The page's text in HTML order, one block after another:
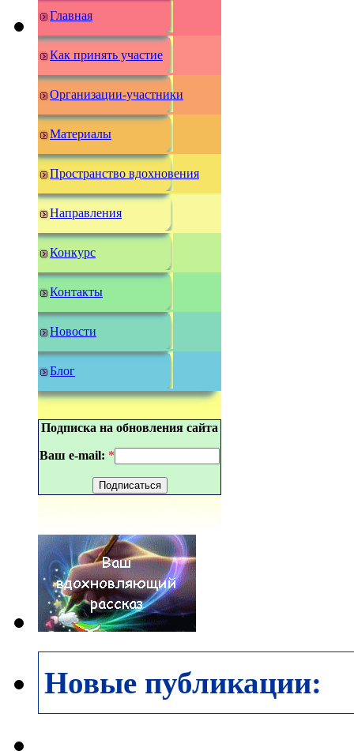
Главная
Как принять участие
Организации-участники
Материалы
Пространство вдохновения
Направления
Конкурс
Контакты
Новости
Блог
Подписка на обновления сайта
Ваш e-mail: *
Новые публикации: